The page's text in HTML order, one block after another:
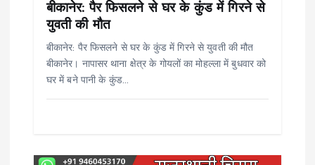
बीकानेर: पैर फिसलने से घर के कुंड में गिरने से
युवती की मौत
बीकानेर: पैर फिसलने से घर के कुंड में गिरने से युवती की मौत
बीकानेर। नापासर थाना क्षेत्र के गोयलों का मोहल्ला में बुधवार को
घर में बने पानी के कुंड…